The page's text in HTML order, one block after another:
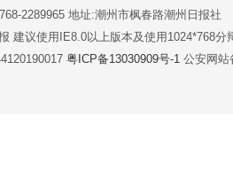
2289965 地址:潮州市枫春路潮州日报社
建议使用IE8.0以上版本及使用1024*768分
粤ICP备13030909号-1 公安网站